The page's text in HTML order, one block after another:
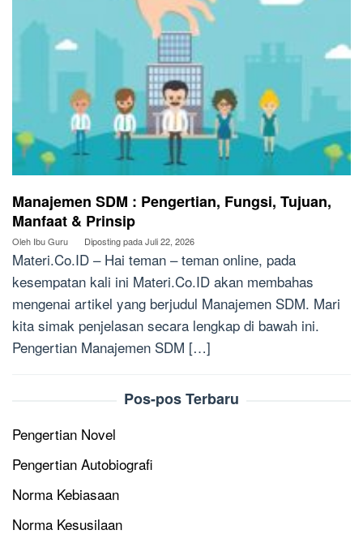
Manajemen SDM : Pengertian, Fungsi, Tujuan,
Manfaat & Prinsip
Oleh Ibu Guru Diposting padaJuli 22, 2026
Materi.Co.ID – Hai teman – teman online, pada
kesempatan kali ini Materi.Co.ID akan membahas
mengenai artikel yang berjudul Manajemen SDM. Mari
kita simak penjelasan secara lengkap di bawah ini.
Pengertian Manajemen SDM […]
Pos-pos Terbaru
Pengertian Novel
Pengertian Autobiografi
Norma Kebiasaan
Norma Kesusilaan